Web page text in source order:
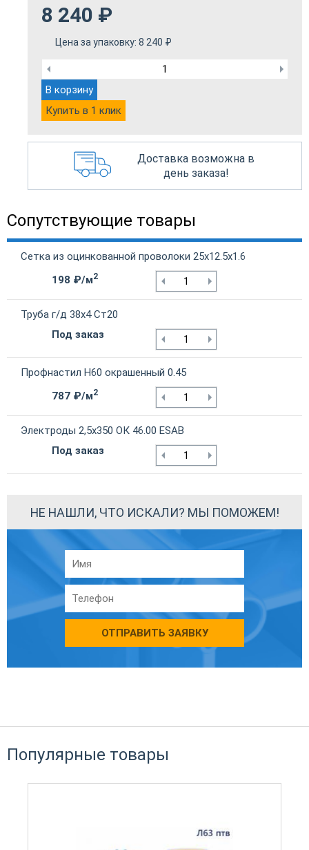
8 240 ₽
Цена за упаковку: 8 240 ₽
В корзину
Купить в 1 клик
Доставка возможна в
день заказа!
Сопутствующие товары
Сетка из оцинкованной проволоки 25х12.5х1.6
198 ₽/м2
Труба г/д 38х4 Ст20
Под заказ
Профнастил Н60 окрашенный 0.45
787 ₽/м2
Электроды 2,5х350 ОК 46.00 ESAB
Под заказ
НЕ НАШЛИ, ЧТО ИСКАЛИ? МЫ ПОМОЖЕМ!
ОТПРАВИТЬ ЗАЯВКУ
Популярные товары